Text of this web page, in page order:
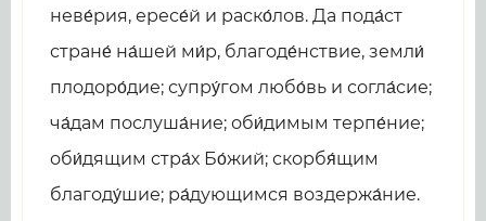
неве́рия, ересе́й и раско́лов. Да пода́ст
стране́ на́шей ми́р, благоде́нствие, земли́
плодоро́дие; супру́гом любо́вь и согла́сие;
ча́дам послуша́ние; оби́димым терпе́ние;
оби́дящим стра́х Бо́жий; скорбя́щим
благоду́шие; ра́дующимся воздержа́ние.